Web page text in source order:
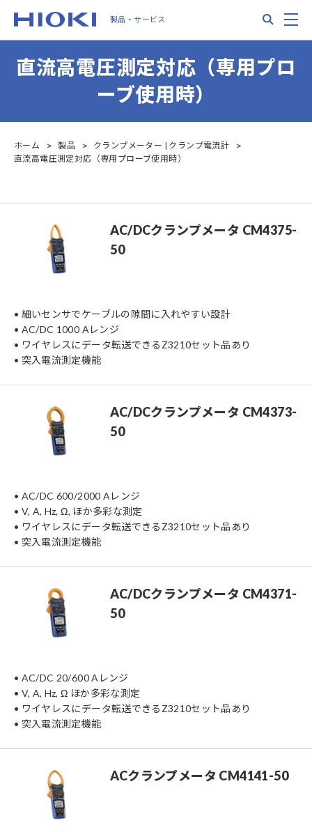
main
製品・サービス
直流高電圧測定対応（専用プロ
ーブ使用時）
ホーム 製品
クランプメーター | クランプ電流計
直流高電圧測定対応（専用プローブ使用時）
AC/DCクランプメータ CM4375-
50
• 細いセンサでケーブルの隙間に入れやすい設計
• AC/DC 1000 Aレンジ
• ワイヤレスにデータ転送できるZ3210セット品あり
• 突入電流測定機能
AC/DCクランプメータ CM4373-
50
• AC/DC 600/2000 Aレンジ
• V, A, Hz, Ω, ほか多彩な測定
• ワイヤレスにデータ転送できるZ3210セット品あり
• 突入電流測定機能
AC/DCクランプメータ CM4371-
50
• AC/DC 20/600 Aレンジ
• V, A, Hz, Ω ほか多彩な測定
• ワイヤレスにデータ転送できるZ3210セット品あり
• 突入電流測定機能
ACクランプメータ CM4141-50